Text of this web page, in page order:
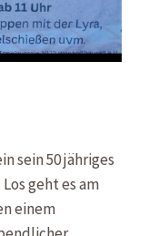
sein 50 jähriges
geht es am
einem